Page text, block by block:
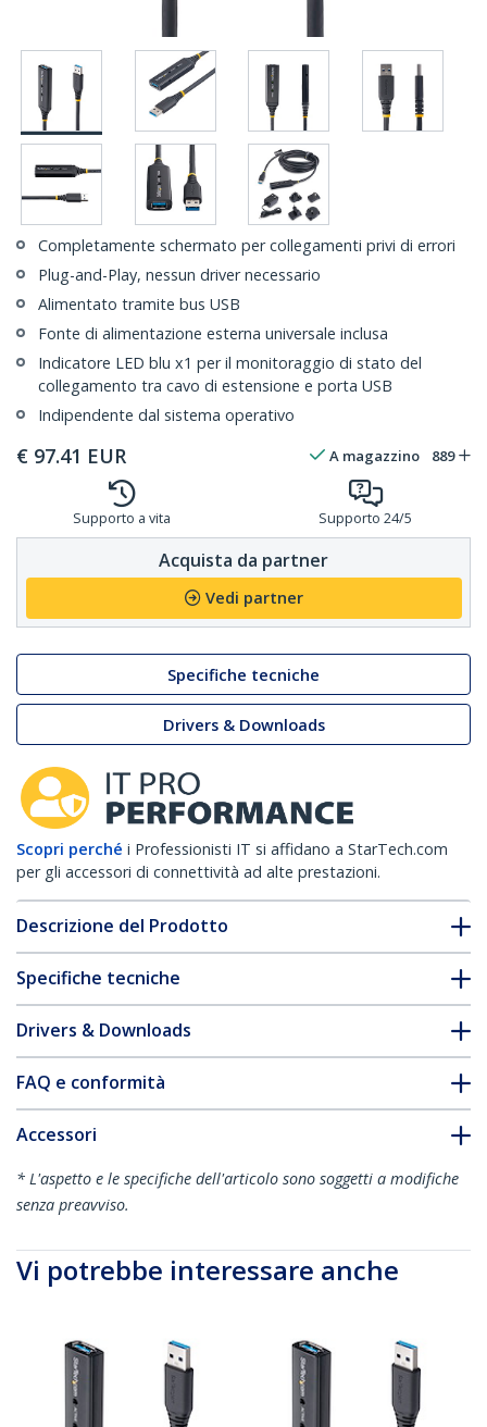
Completamente schermato per collegamenti privi di errori
Plug-and-Play, nessun driver necessario
Alimentato tramite bus USB
Fonte di alimentazione esterna universale inclusa
Indicatore LED blu x1 per il monitoraggio di stato del
collegamento tra cavo di estensione e porta USB
Indipendente dal sistema operativo
€ 97.41 EUR A magazzino 889
Supporto a vita Supporto 24/5
Acquista da partner
Vedi partner
Specifiche tecniche
Drivers & Downloads
Scopri perché i Professionisti IT si affidano a StarTech.com
per gli accessori di connettività ad alte prestazioni.
Descrizione del Prodotto
Specifiche tecniche
Drivers & Downloads
FAQ e conformità
Accessori
* L'aspetto e le specifiche dell'articolo sono soggetti a modifiche
senza preavviso.
Vi potrebbe interessare anche